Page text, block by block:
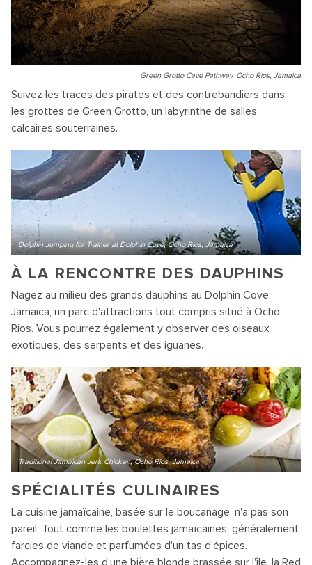
Green Grotto Cave Pathway, Ocho Rios, Jamaica
Suivez les traces des pirates et des contrebandiers dans
les grottes de Green Grotto, un labyrinthe de salles
calcaires souterraines.
Dolphin Jumping for Trainer at Dolphin Cove, Ocho Rios, Jamaica
À LA RENCONTRE DES DAUPHINS
Nagez au milieu des grands dauphins au Dolphin Cove
Jamaica, un parc d'attractions tout compris situé à Ocho
Rios. Vous pourrez également y observer des oiseaux
exotiques, des serpents et des iguanes.
Traditional Jamaican Jerk Chicken, Ocho Rios, Jamaica
SPÉCIALITÉS CULINAIRES
La cuisine jamaïcaine, basée sur le boucanage, n'a pas son
pareil. Tout comme les boulettes jamaïcaines, généralement
farcies de viande et parfumées d'un tas d'épices.
Accompagnez-les d'une bière blonde brassée sur l'île, la Red